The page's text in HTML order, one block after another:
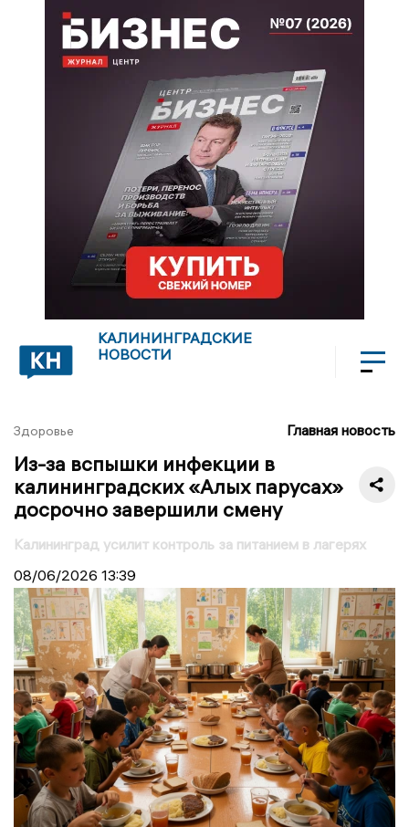
КАЛИНИНГРАДСКИЕ
НОВОСТИ
Здоровье Главная новость
Из-за вспышки инфекции в
калининградских «Алых парусах»
досрочно завершили смену
Калининград усилит контроль за питанием в лагерях
08/06/2026 13:39